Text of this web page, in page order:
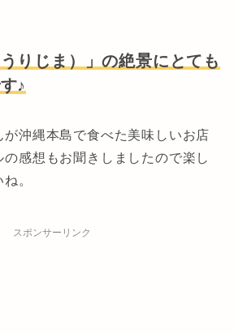
りじま）」の絶景にとても
♪
沖縄本島で食べた美味しいお店
感想もお聞きしましたので楽し
。
スポンサーリンク